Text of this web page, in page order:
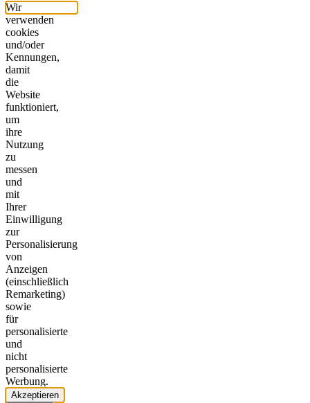
Wir
verwenden
cookies
und/oder
Kennungen,
damit
die
Website
funktioniert,
um
ihre
Nutzung
zu
messen
und
mit
Ihrer
Einwilligung
zur
Personalisierung
von
Anzeigen
(einschließlich
Remarketing)
sowie
für
personalisierte
und
nicht
personalisierte
Werbung.
Akzeptieren